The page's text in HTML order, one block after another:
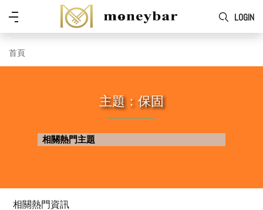
Skip to main content
LOGIN
功
首頁
主題：保固
相關熱門主題
相關熱門資訊